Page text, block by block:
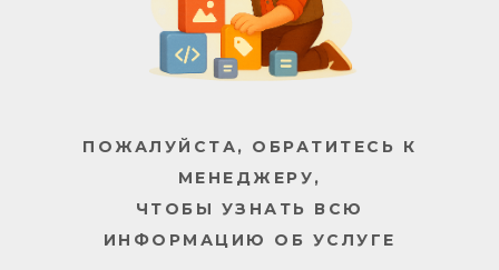
ПОЖАЛУЙСТА, ОБРАТИТЕСЬ К
МЕНЕДЖЕРУ,
ЧТОБЫ УЗНАТЬ ВСЮ
ИНФОРМАЦИЮ ОБ УСЛУГЕ